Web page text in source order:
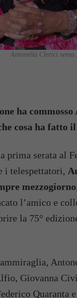
Antonella Clerici
ha
cosa ha fatto
prima serata al
i telespettatori,
mezzogiorno
l’amico e
la 75°
Giovanna
Quaranta